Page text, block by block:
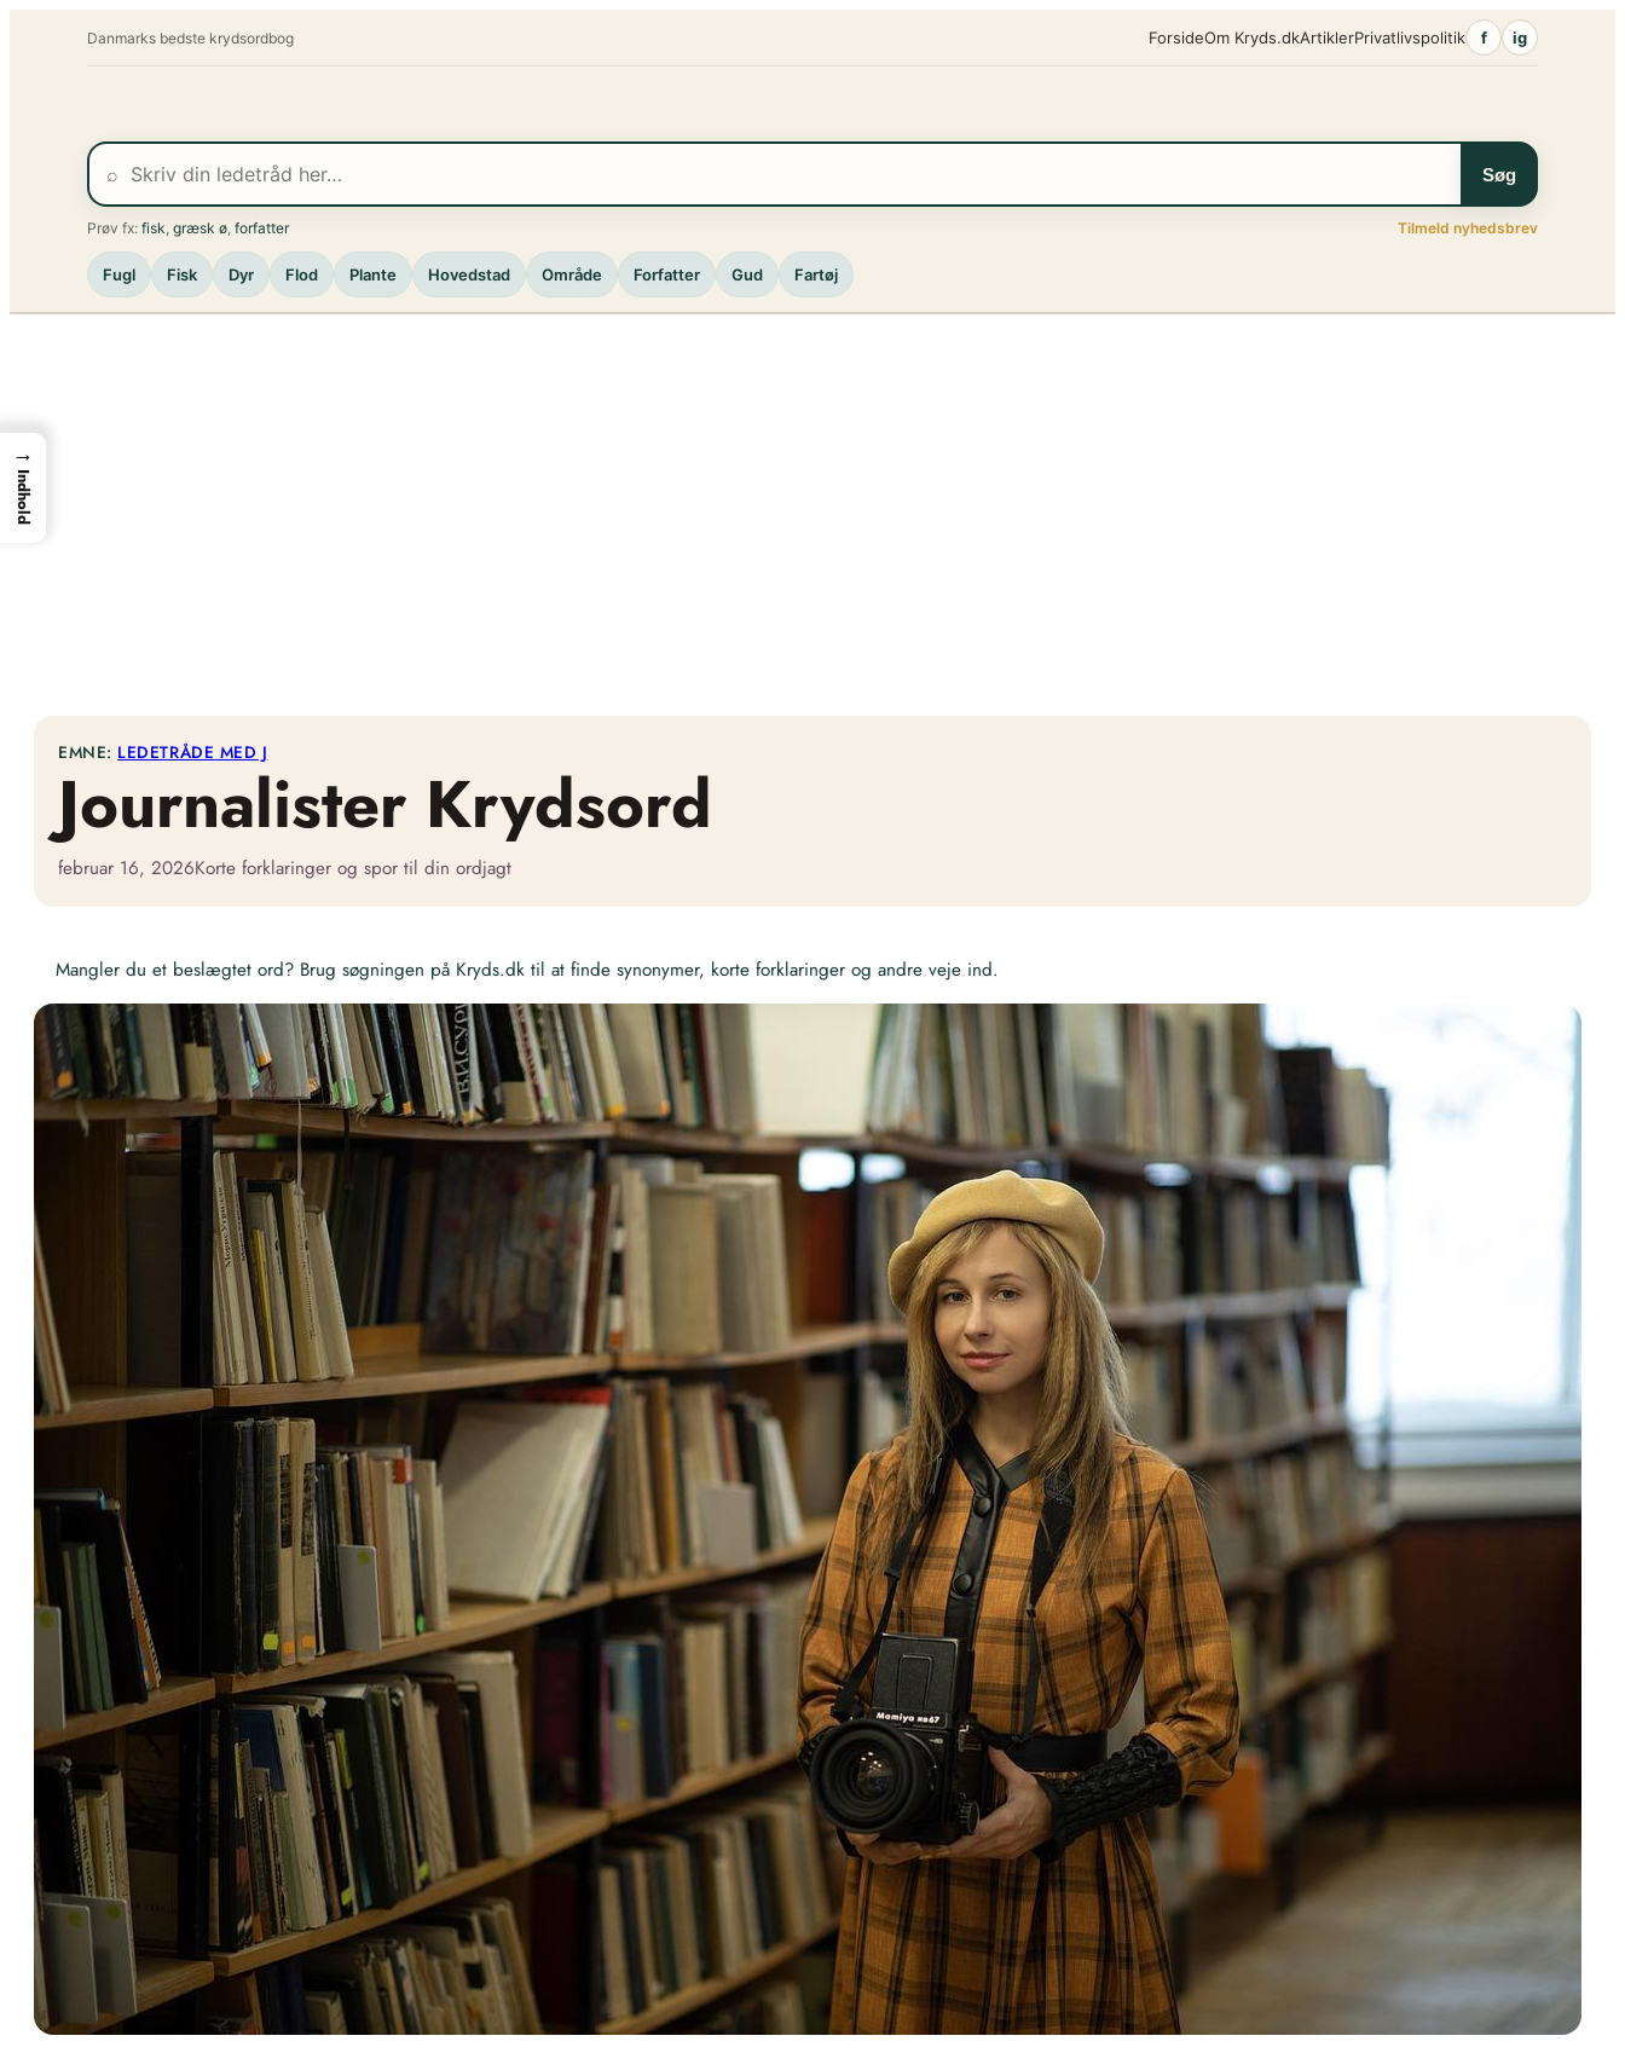
Danmarks bedste krydsordbog ForsideOm Kryds.dkArtiklerPrivatlivspolitik f ig
⌕ Søg
Prøv fx: fisk græsk ø forfatter Tilmeld nyhedsbrev
Fugl Fisk Dyr Flod Plante Hovedstad Område Forfatter Gud Fartøj
EMNE: LEDETRÅDE MED J
Journalister Krydsord
februar 16, 2026Korte forklaringer og spor til din ordjagt
Mangler du et beslægtet ord? Brug søgningen på Kryds.dk til at finde synonymer, korte forklaringer og andre veje ind.
→
Indhold